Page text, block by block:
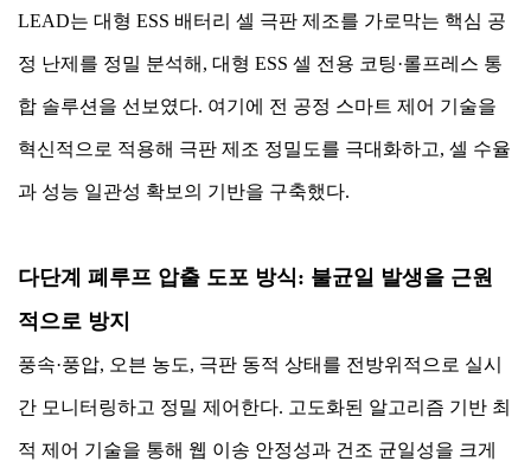
LEAD는 대형 ESS 배터리 셀 극판 제조를 가로막는 핵심 공
정 난제를 정밀 분석해, 대형 ESS 셀 전용 코팅·롤프레스 통
합 솔루션을 선보였다. 여기에 전 공정 스마트 제어 기술을
혁신적으로 적용해 극판 제조 정밀도를 극대화하고, 셀 수율
과 성능 일관성 확보의 기반을 구축했다.
다단계 폐루프 압출 도포 방식: 불균일 발생을 근원
적으로 방지
풍속·풍압, 오븐 농도, 극판 동적 상태를 전방위적으로 실시
간 모니터링하고 정밀 제어한다. 고도화된 알고리즘 기반 최
적 제어 기술을 통해 웹 이송 안정성과 건조 균일성을 크게